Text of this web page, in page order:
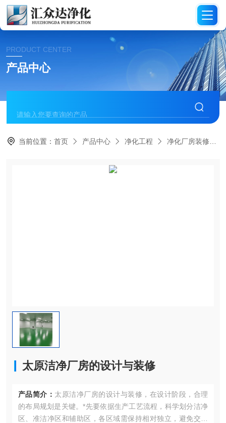
PRODUCT CENTER
产品中心
当前位置：首页 产品中心 净化工程 净化厂房装修
太原洁净厂房的设计与装修
产品简介： 太原洁净厂房的设计与装修，在设计阶段，合理
的布局规划是关键。*先要依据生产工艺流程，科学划分洁净
区、准洁净区和辅助区，各区域需保持相对独立，避免交叉